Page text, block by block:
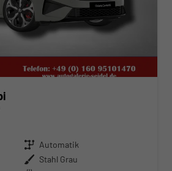
Getriebe Automatik
Außenfarbe Stahl Grau